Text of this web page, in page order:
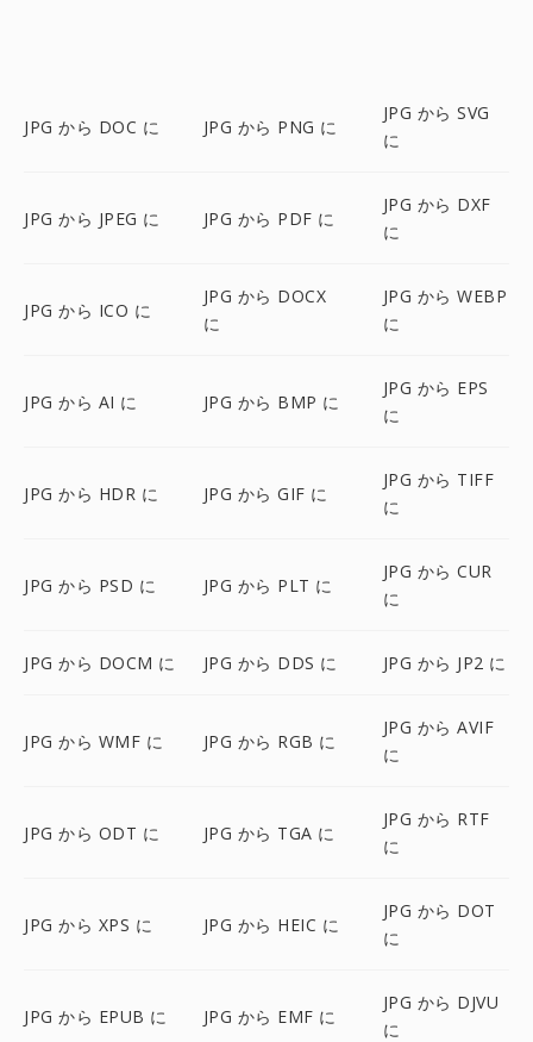
JPG から DOC に JPG から PNG に
JPG から SVG
に
JPG から JPEG に JPG から PDF に
JPG から DXF
に
JPG から ICO に
JPG から DOCX
に
JPG から WEBP
に
JPG から AI に JPG から BMP に
JPG から EPS
に
JPG から HDR に JPG から GIF に
JPG から TIFF
に
JPG から PSD に JPG から PLT に
JPG から CUR
に
JPG から DOCM に JPG から DDS に JPG から JP2 に
JPG から WMF に JPG から RGB に
JPG から AVIF
に
JPG から ODT に JPG から TGA に
JPG から RTF
に
JPG から XPS に JPG から HEIC に
JPG から DOT
に
JPG から EPUB に JPG から EMF に
JPG から DJVU
に